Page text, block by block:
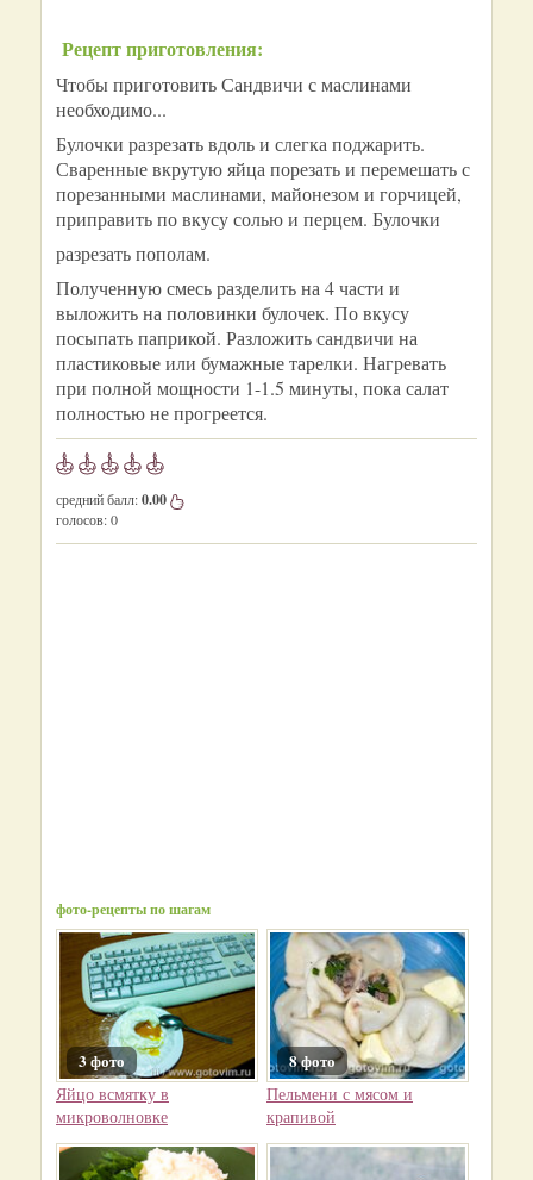
Рецепт приготовления:
Чтобы приготовить Сандвичи с маслинами
необходимо...
Булочки разрезать вдоль и слегка поджарить.
Сваренные вкрутую яйца порезать и перемешать с
порезанными маслинами, майонезом и горчицей,
приправить по вкусу солью и перцем. Булочки
разрезать пополам.
Полученную смесь разделить на 4 части и
выложить на половинки булочек. По вкусу
посыпать паприкой. Разложить сандвичи на
пластиковые или бумажные тарелки. Нагревать
при полной мощности 1-1.5 минуты, пока салат
полностью не прогреется.
средний балл:0.00
голосов:0
фото-рецепты по шагам
3 фото
Яйцо всмятку в
микроволновке
8 фото
Пельмени с мясом и
крапивой